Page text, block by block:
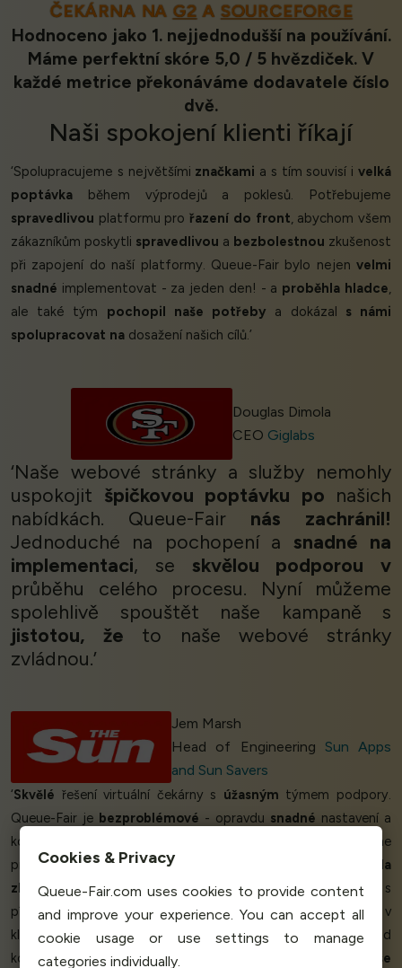
ČEKÁRNA NA G2 A SOURCEFORGE
Hodnoceno jako 1. nejjednodušší na používání.
Máme perfektní skóre 5,0 / 5 hvězdiček. V
každé metrice překonáváme dodavatele číslo
dvě.
Naši spokojení klienti říkají
‘Spolupracujeme s největšími značkami a s tím souvisí ivelká
poptávka během výprodejů a poklesů. Potřebujeme
spravedlivou platformu prořazení do front, abychom všem
zákazníkům poskytli spravedlivou a bezbolestnou zkušenost
při zapojení do naší platformy. Queue-Fair bylo nejen velmi
snadné implementovat - za jeden den! - a proběhla hladce,
ale také tým pochopil naše potřeby a dokázal s námi
spolupracovat na dosažení našich cílů.’
Douglas Dimola
CEO Giglabs
‘Naše webové stránky a služby nemohly
uspokojit špičkovou poptávku po našich
nabídkách. Queue-Fair nás zachránil!
Jednoduché na pochopení a snadné na
implementaci, se skvělou podporou v
průběhu celého procesu. Nyní můžeme
spolehlivě spouštět naše kampaně s
jistotou, že to naše webové stránky
zvládnou.’
Jem Marsh
Head of Engineering Sun Apps
and Sun Savers
‘Skvělé řešení virtuální čekárny s úžasným týmem podpory.
Queue-Fair je bezproblémové - opravdu snadné nastavení a
konfigurace. Pro omezené množství zásob, které chceme
prodat - a ne přeprodat -
zcela
zlepšila.Už žádné zpomalení webu nebo problémy s
přidáváním do košíků.Perfektní.Díky Queue-Fair jsme měli v
klíčový obchodní denBlack Fridaypocit, že máme vše pod
kontrolou. Obchodníkům se to opravdu líbí. Queue-Fair
se
Cookies & Privacy
Queue-Fair.com uses cookies to provide content
and improve your experience. You can accept all
cookie usage or use settings to manage
categories individually.